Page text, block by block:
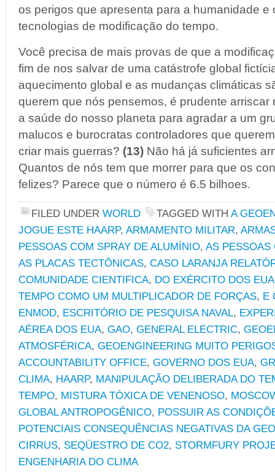
os perigos que apresenta para a humanidade e
tecnologias de modificação do tempo.
Você precisa de mais provas de que a
fim de nos salvar de uma catástrofe global
aquecimento global e as mudanças climáticas
querem que nós pensemos, é prudente arriscar
a saúde do nosso planeta para agradar a um
malucos e burocratas controladores que
criar mais guerras? (13) Não há já suficientes
Quantos de nós tem que morrer para que os
felizes? Parece que o número é 6.5 bilhoes.
FILED UNDER WORLD TAGGED WITH A
JOGUE ESTE HAARP, ARMAMENTO MILITAR,
PESSOAS COM SPRAY DE ALUMÍNIO, AS PESSOAS
AS PLACAS TECTÔNICAS, CASO LARANJA
COMUNIDADE CIENTIFICA, DO EXÉRCITO DOS
TEMPO COMO UM MULTIPLICADOR DE FORÇAS, E
ENMOD, ESCRITÓRIO DE PESQUISA NAVAL,
AÉREA DOS EUA, GAO, GENERAL ELECTRIC,
ATMOSFÉRICA, GEOENGINEERING MUITO
ACCOUNTABILITY OFFICE, GOVERNO DOS EUA,
CLIMA, HAARP, MANIPULAÇÃO DELIBERADA DO
TEMPO, MISTURA TÓXICA DE VENENOSO,
GLOBAL ANTROPOGÊNICO, POSSUIR AS
POTENCIAIS CONSEQUÊNCIAS NEGATIVAS DA
CIRRUS, SEQÜESTRO DE CO2, STORMFURY
ENGENHARIA DO CLIMA